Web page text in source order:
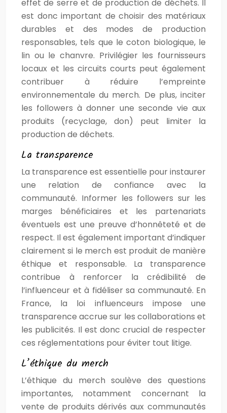
effet de serre et de production de déchets. Il
est donc important de choisir des matériaux
durables et des modes de production
responsables, tels que le coton biologique, le
lin ou le chanvre. Privilégier les fournisseurs
locaux et les circuits courts peut également
contribuer à réduire l’empreinte
environnementale du merch. De plus, inciter
les followers à donner une seconde vie aux
produits (recyclage, don) peut limiter la
production de déchets.
La transparence
La transparence est essentielle pour instaurer
une relation de confiance avec la
communauté. Informer les followers sur les
marges bénéficiaires et les partenariats
éventuels est une preuve d’honnêteté et de
respect. Il est également important d’indiquer
clairement si le merch est produit de manière
éthique et responsable. La transparence
contribue à renforcer la crédibilité de
l’influenceur et à fidéliser sa communauté. En
France, la loi influenceurs impose une
transparence accrue sur les collaborations et
les publicités. Il est donc crucial de respecter
ces réglementations pour éviter tout litige.
L’éthique du merch
L’éthique du merch soulève des questions
importantes, notamment concernant la
vente de produits dérivés aux communautés